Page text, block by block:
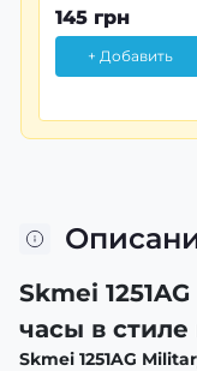
145 грн
+ Добавить
Skmei
часы в
Skmei 1251AG